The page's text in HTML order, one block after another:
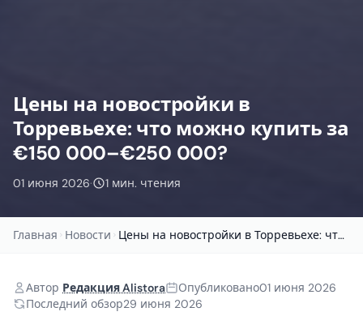
Цены на новостройки в
Торревьехе: что можно купить за
€150 000–€250 000?
01 июня 2026· 1 мин. чтения
Главная Новости Цены на новостройки в Торревьехе: что можно купить...
Автор Редакция Alistora Опубликовано01 июня 2026
Последний обзор29 июня 2026